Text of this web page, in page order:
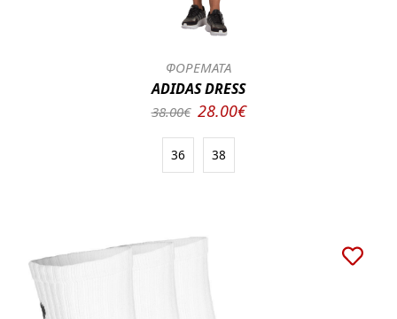
ΦΟΡΕΜΑΤΑ
ADIDAS DRESS
38.00€ 28.00€
36 38